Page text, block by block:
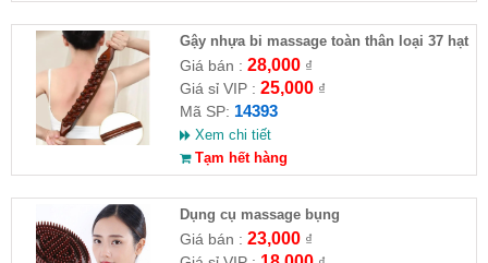
Gậy nhựa bi massage toàn thân loại 37 hạt
Giá bán : 28,000₫
Giá sỉ VIP : 25,000₫
Mã SP: 14393
Xem chi tiết
Tạm hết hàng
Dụng cụ massage bụng
Giá bán : 23,000₫